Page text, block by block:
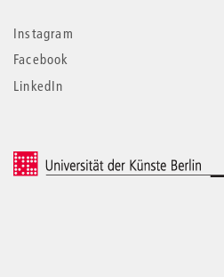
Instagram
Facebook
LinkedIn
© 2026 Universität der Künste Berlin